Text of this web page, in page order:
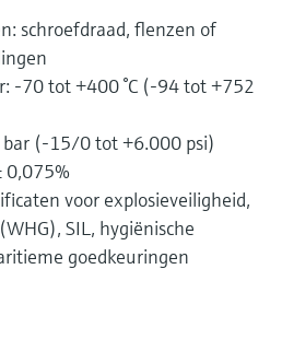
schroefdraad, flenzen of
-70 tot +400 °C (-94 tot +752
(-15/0 tot +6.000 psi)
0,075%
voor explosieveiligheid,
SIL, hygiënische
goedkeuringen